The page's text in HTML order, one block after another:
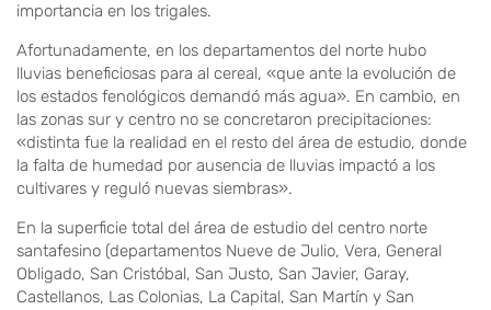
importancia en los trigales.
Afortunadamente, en los departamentos del norte hubo
lluvias beneficiosas para al cereal, «que ante la evolución de
los estados fenológicos demandó más agua». En cambio, en
las zonas sur y centro no se concretaron precipitaciones:
«distinta fue la realidad en el resto del área de estudio, donde
la falta de humedad por ausencia de lluvias impactó a los
cultivares y reguló nuevas siembras».
En la superficie total del área de estudio del centro norte
santafesino (departamentos Nueve de Julio, Vera, General
Obligado, San Cristóbal, San Justo, San Javier, Garay,
Castellanos, Las Colonias, La Capital, San Martín y San